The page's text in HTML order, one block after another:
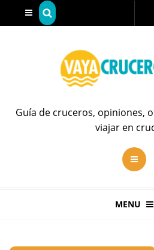
Guía de cruceros, opiniones,
viajar en
MENU